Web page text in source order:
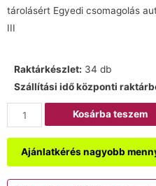
tárolásért Egyedi csomagolás
III
Raktárkészlet: 34 db
Szállítási idő központi
Kosárba teszem
Ajánlatkérés nagyobb